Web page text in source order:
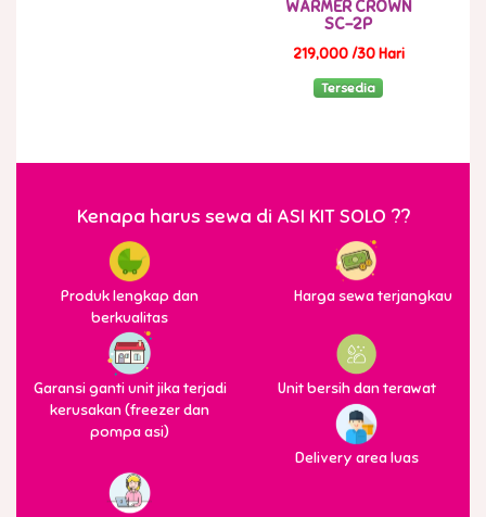
WARMER CROWN
SC-2P
219,000 /30 Hari
Tersedia
Kenapa harus sewa di ASI KIT SOLO ??
Produk lengkap dan
berkualitas
Harga sewa terjangkau
Garansi ganti unit jika terjadi
kerusakan (freezer dan
pompa asi)
Unit bersih dan terawat
Delivery area luas